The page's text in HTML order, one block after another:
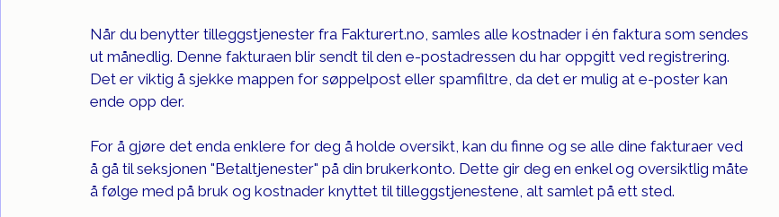
Når du benytter tilleggstjenester fra Fakturert.no, samles alle kostnader i én faktura som sendes
ut månedlig. Denne fakturaen blir sendt til den e-postadressen du har oppgitt ved registrering.
Det er viktig å sjekke mappen for søppelpost eller spamfiltre, da det er mulig at e-poster kan
ende opp der.
For å gjøre det enda enklere for deg å holde oversikt, kan du finne og se alle dine fakturaer ved
å gå til seksjonen "Betaltjenester" på din brukerkonto. Dette gir deg en enkel og oversiktlig måte
å følge med på bruk og kostnader knyttet til tilleggstjenestene, alt samlet på ett sted.